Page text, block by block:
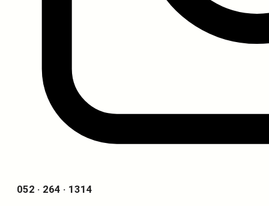
052 · 264 · 1314